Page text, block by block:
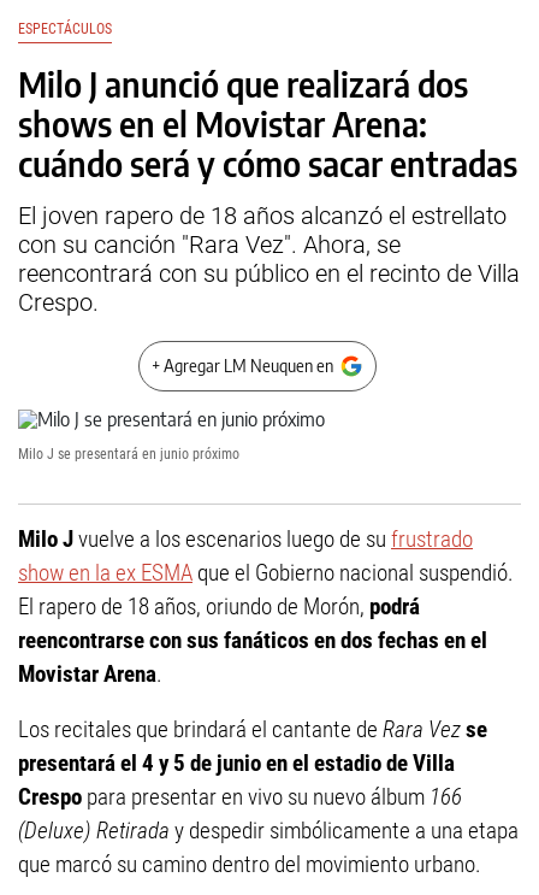
ESPECTÁCULOS
Milo J anunció que realizará dos
shows en el Movistar Arena:
cuándo será y cómo sacar entradas
El joven rapero de 18 años alcanzó el estrellato
con su canción "Rara Vez". Ahora, se
reencontrará con su público en el recinto de Villa
Crespo.
+ Agregar LM Neuquen en
Milo J se presentará en junio próximo
Milo Jvuelve a los escenarios luego de su frustrado
show en la ex ESMA que el Gobierno nacional suspendió.
El rapero de 18 años, oriundo de Morón, podrá
reencontrarse con sus fanáticos en dos fechas en el
Movistar Arena.
Los recitales que brindará el cantante de Rara Vezse
presentará el 4 y 5 de junio en el estadio de Villa
Crespo para presentar en vivo su nuevo álbum 166
(Deluxe) Retirada y despedir simbólicamente a una etapa
que marcó su camino dentro del movimiento urbano.